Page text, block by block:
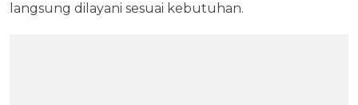
langsung dilayani sesuai kebutuhan.